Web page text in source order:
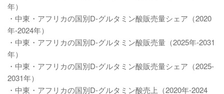
年）
・中東・アフリカの国別D-グルタミン酸販売量シェア（2020
年-2024年）
・中東・アフリカの国別D-グルタミン酸販売量（2025年-2031
年）
・中東・アフリカの国別D-グルタミン酸販売量シェア（2025-
2031年）
・中東・アフリカの国別D-グルタミン酸売上（2020年-2024